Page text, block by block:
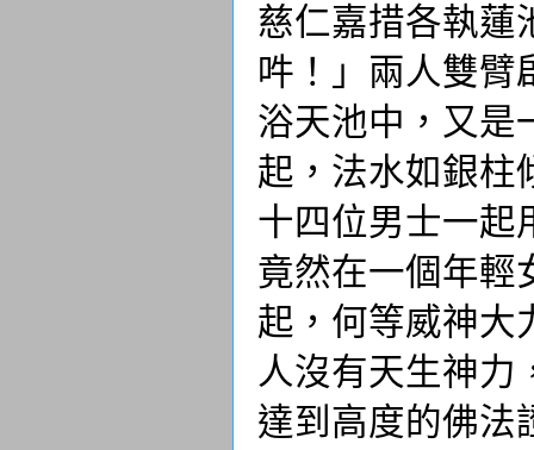
慈仁嘉措各執
吽！」兩人雙臂
浴天池中，又
起，法水如銀柱
十四位男士一起
竟然在一個年輕
起，何等威神大
人沒有天生神力
達到高度的佛法